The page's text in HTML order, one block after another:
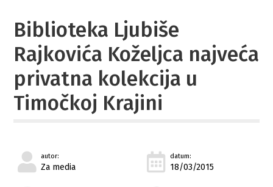
Biblioteka Ljubiše
Rajkovića Koželjca najveća
privatna kolekcija u
Timočkoj Krajini
autor:
Za media
datum:
18/03/2015